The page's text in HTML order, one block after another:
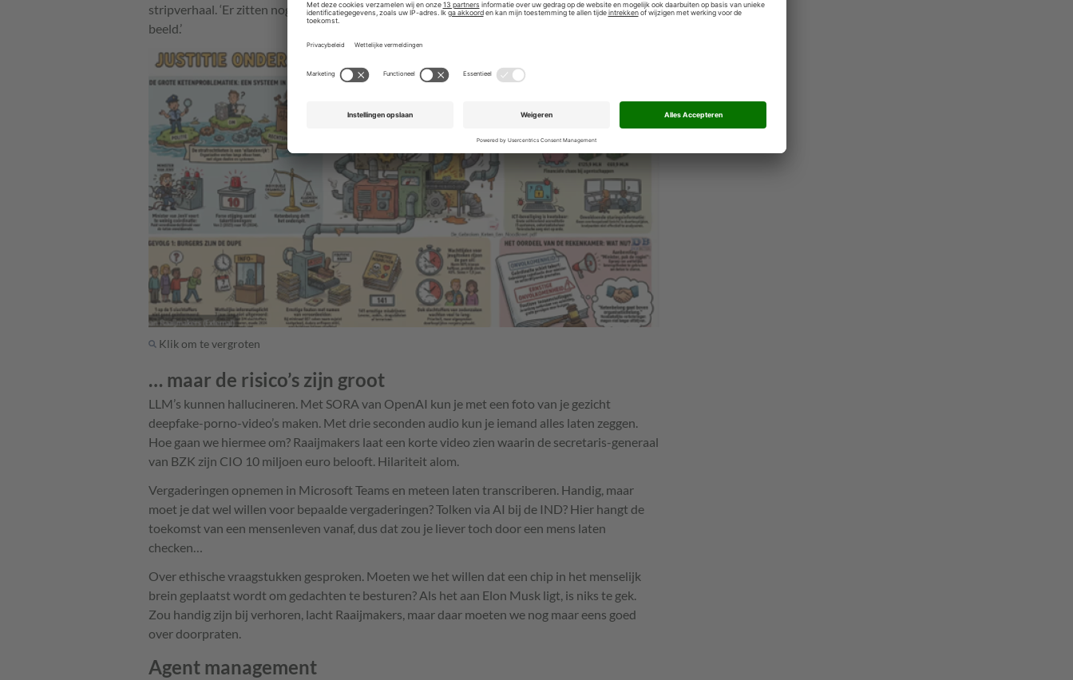
stripverhaal. ‘Er zitten nog spelfoutjes in’, geeft hij toe, ‘maar het is al een mooi, begrijpelijk
beeld.’
Klik om te vergroten
… maar de risico’s zijn groot
LLM’s kunnen hallucineren. Met SORA van OpenAI kun je met een foto van je gezicht
deepfake-porno-video’s maken. Met drie seconden audio kun je iemand alles laten zeggen.
Hoe gaan we hiermee om? Raaijmakers laat een korte video zien waarin de secretaris-generaal
van BZK zijn CIO 10 miljoen euro belooft. Hilariteit alom.
Vergaderingen opnemen in Microsoft Teams en meteen laten transcriberen. Handig, maar
moet je dat wel willen voor bepaalde vergaderingen? Tolken via AI bij de IND? Hier hangt de
toekomst van een mensenleven vanaf, dus dat zou je liever toch door een mens laten
checken…
Over ethische vraagstukken gesproken. Moeten we het willen dat een chip in het menselijk
brein geplaatst wordt om gedachten te besturen? Als het aan Elon Musk ligt, is niks te gek.
Zou handig zijn bij verhoren, lacht Raaijmakers, maar daar moeten we nog maar eens goed
over doorpraten.
Agent management